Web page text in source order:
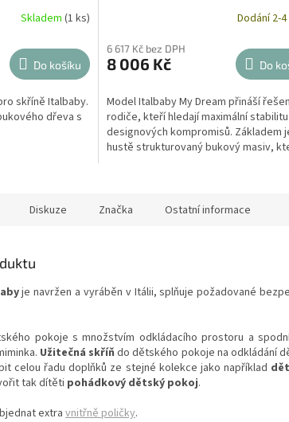
Skladem (1 ks)
Do košíku
skříně Italbaby.
dřeva s
Dodání 2-
6 617 Kč bez DPH
8 006 Kč Do
Model Italbaby My Dream přináší
rodiče, kteří hledají maximální
designových kompromisů. Základem
hustě strukturovaný bukový masiv,
Diskuze Značka Ostatní informace
je navržen a vyráběn v Itálii, splňuje požadované
pokoje s množstvím odkládacího prostoru a
Užitečná skříň do dětského pokoje na odkládání
celou řadu doplňků ze stejné kolekce jako například
tak dítěti pohádkový dětský pokoj.
extra vnitřně poličky.